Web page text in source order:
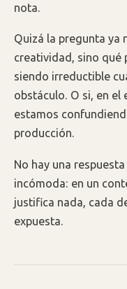
nota.
Quizá la pregunta ya
creatividad, sino qué
siendo irreductible
obstáculo. O si, en el
estamos
producción.
No hay una
incómoda: en un
justifica nada, cada
expuesta.